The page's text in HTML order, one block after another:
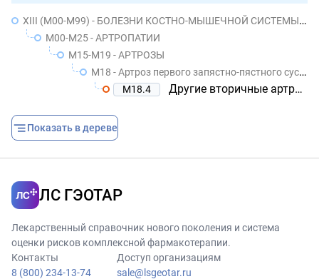
XIII (M00-M99) - БОЛЕЗНИ КОСТНО-МЫШЕЧНОЙ СИСТЕМЫ И СОЕДИНИТЕЛЬНОЙ ТКАНИ
M00-M25 - АРТРОПАТИИ
M15-M19 - АРТРОЗЫ
M18 - Артроз первого запястно-пястного сустава
M18.4
Другие вторичные артрозы первого запястно-пястного сустава двусторонние
Показать в дереве
ЛС ГЭОТАР
Лекарственный справочник нового поколения и система
оценки рисков комплексной фармакотерапии.
Контакты
8 (800) 234-13-74
Доступ организациям
sale@lsgeotar.ru